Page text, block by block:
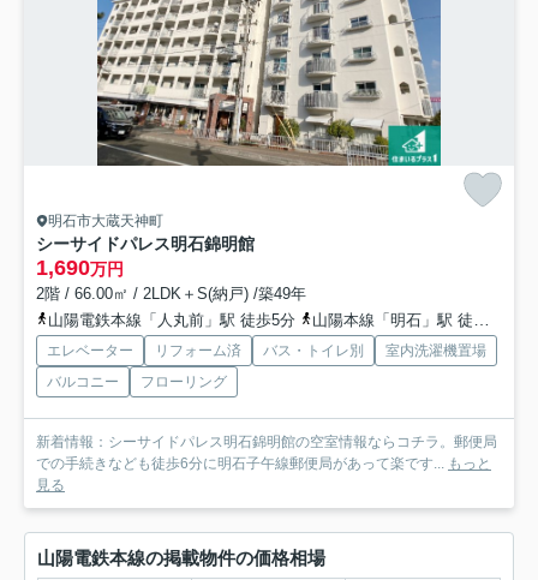
明石市大蔵天神町
シーサイドパレス明石錦明館
1,690万円
2階 / 66.00㎡ / 2LDK＋S(納戸) /築49年
山陽電鉄本線「人丸前」駅 徒歩5分
山陽本線「明石」駅 徒歩15分
エレベーター リフォーム済 バス・トイレ別
室内洗濯機置場
バルコニー
フローリング
新着情報：シーサイドパレス明石錦明館の空室情報ならコチラ。郵便局
での手続きなども徒歩6分に明石子午線郵便局があって楽です... もっと
見る
山陽電鉄本線の掲載物件の価格相場